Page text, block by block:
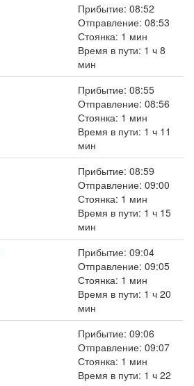
Прибытие: 08:52
Отправление: 08:53
Стоянка: 1 мин
Время в пути: 1 ч 8
мин
Прибытие: 08:55
Отправление: 08:56
Стоянка: 1 мин
Время в пути: 1 ч 11
мин
Прибытие: 08:59
Отправление: 09:00
Стоянка: 1 мин
Время в пути: 1 ч 15
мин
Прибытие: 09:04
Отправление: 09:05
Стоянка: 1 мин
Время в пути: 1 ч 20
мин
Прибытие: 09:06
Отправление: 09:07
Стоянка: 1 мин
Время в пути: 1 ч 22